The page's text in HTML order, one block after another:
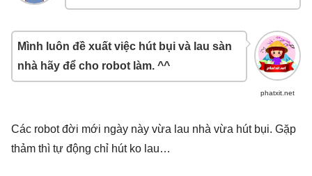
phatxit.net
Mình luôn đề xuất việc hút bụi và lau sàn
nhà hãy để cho robot làm. ^^
Các robot đời mới ngày này vừa lau nhà vừa hút bụi. Gặp
thảm thì tự động chỉ hút ko lau…